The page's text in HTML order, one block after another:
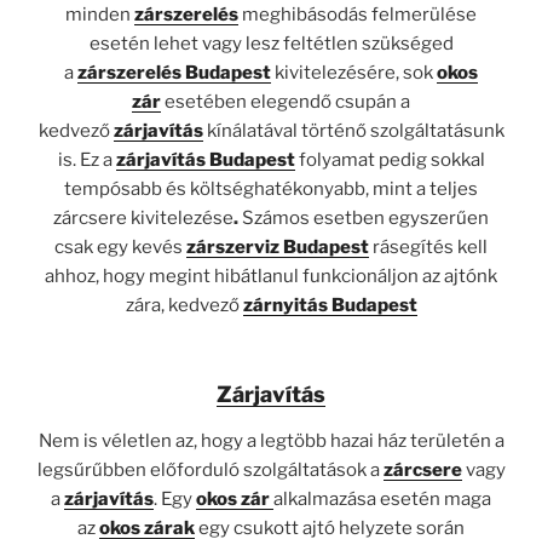
minden zárszerelés meghibásodás felmerülése
esetén lehet vagy lesz feltétlen szükséged
azárszerelés Budapest kivitelezésére, sokokos
záresetében elegendő csupán a
kedvezőzárjavításkínálatával történő szolgáltatásunk
is. Ez azárjavítás Budapestfolyamat pedig sokkal
tempósabb és költséghatékonyabb, mint a teljes
zárcsere kivitelezése. Számos esetben egyszerűen
csak egy kevés zárszerviz Budapest rásegítés kell
ahhoz, hogy megint hibátlanul funkcionáljon az ajtónk
zára, kedvezőzárnyitás Budapest
Zárjavítás
Nem is véletlen az, hogy a legtöbb hazai ház területén a
legsűrűbben előforduló szolgáltatások azárcserevagy
azárjavítás. Egyokos záralkalmazása esetén maga
azokos zárakegy csukott ajtó helyzete során